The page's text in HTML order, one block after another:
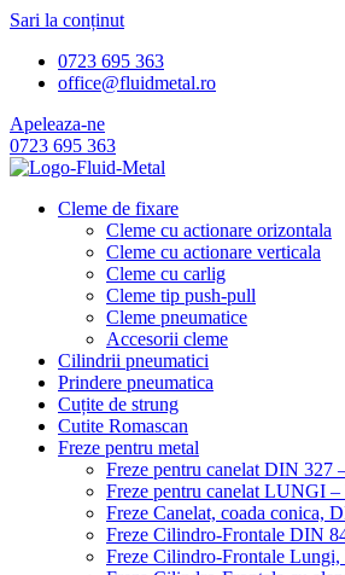
Sari la conținut
0723 695 363
office@fluidmetal.ro
Apeleaza-ne
0723 695 363
Cleme de fixare
Cleme cu actionare orizontala
Cleme cu actionare verticala
Cleme cu carlig
Cleme tip push-pull
Cleme pneumatice
Accesorii cleme
Cilindrii pneumatici
Prindere pneumatica
Cuțite de strung
Cutite Romascan
Freze pentru metal
Freze pentru canelat DIN 327
Freze pentru canelat LUNGI
Freze Canelat, coada conica,
Freze Cilindro-Frontale DIN
Freze Cilindro-Frontale